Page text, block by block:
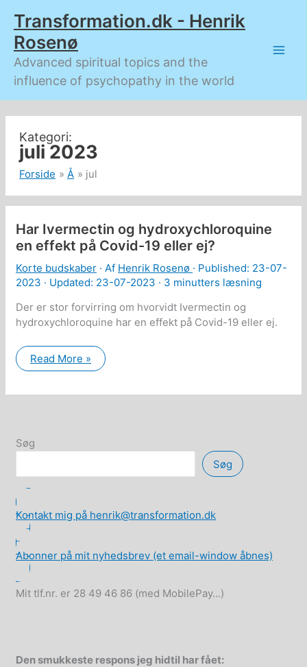
indholdet
Transformation.dk - Henrik
Rosenø
Advanced spiritual topics and the
influence of psychopathy in the world
juli 2023
Forside Å jul
Har Ivermectin og hydroxychloroquine
en effekt på Covid-19 eller ej?
Korte budskaber · Af Henrik Rosenø · Published: 23-07-
2023 · Updated: 23-07-2023 · 3 minutters læsning
Der er stor forvirring om hvorvidt Ivermectin og
hydroxychloroquine har en effekt på Covid-19 eller ej.
Har
Ivermectin
en
19
eller
Read More »
Søg
Søg
Kontakt mig på henrik@transformation.dk
Abonner på mit nyhedsbrev (et email-window åbnes)
Mit tlf.nr. er 28 49 46 86 (med MobilePay...)
Den smukkeste respons jeg hidtil har fået: